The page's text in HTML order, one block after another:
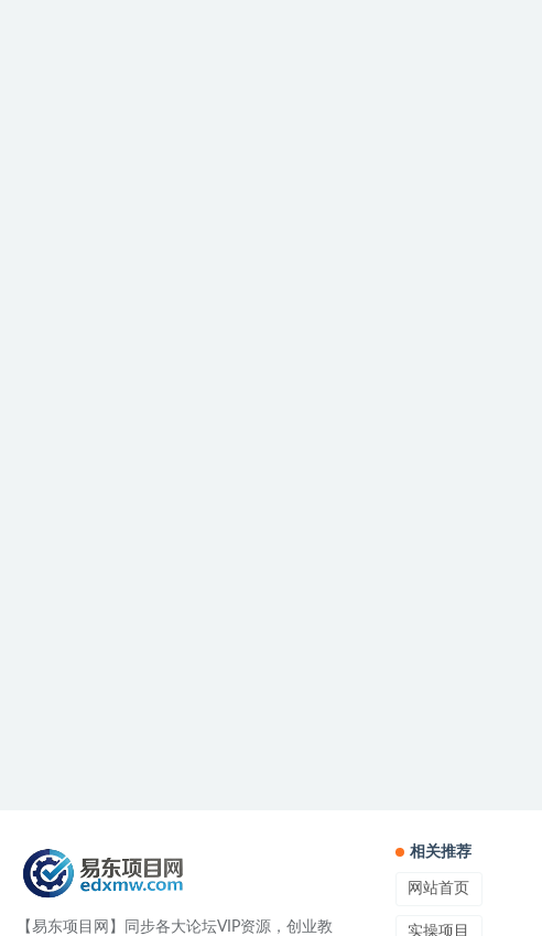
【易东项目网】同步各大论坛VIP资源，创业教
相关推荐
网站首页
实操项目